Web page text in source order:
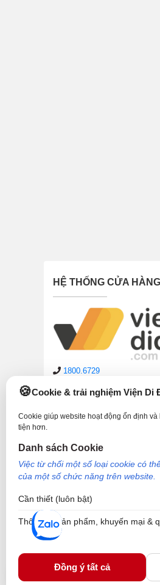
Cookie & trải nghiệm Viện Di
Cookie giúp website hoạt động ổn định
tiện hơn.
Danh sách Cookie
Việc từ chối một số loại cookie có
của một số chức năng trên website.
Cần thiết (luôn bật)
Thông tin sản phẩm, khuyến mại &
Đồng ý tất cả
HỆ THỐNG CỬA HÀNG
1800.6729
08:00 – 21:00hàng ngày
(cả Chủ nhật & ngày lễ)
Phản ánh dịch vụ:
Công Ty TNHH Công Nghệ và Đầu
Nơi cấp: Sở kế hoạch và đầu tư TP
Viện Di Động.